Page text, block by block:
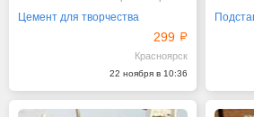
Цемент для творчества
299
Красноярск
22 ноября в 10:36